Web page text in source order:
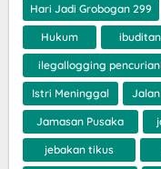
Hari Jadi Grobogan 299
Hukum
ilegallogging
Istri Meninggal
Jamasan Pusaka
jebakan tikus